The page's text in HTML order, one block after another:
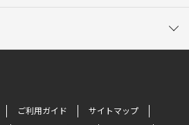
ご利用ガイド
サイトマップ